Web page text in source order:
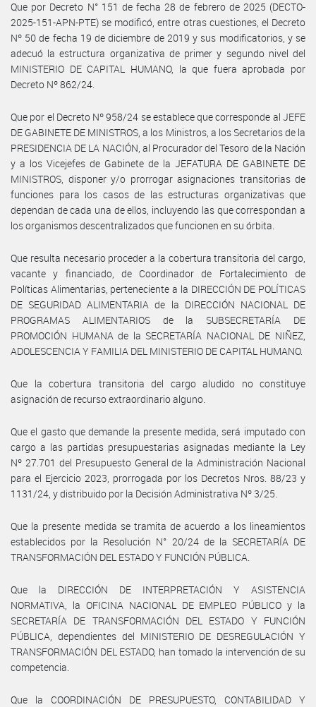
Que por Decreto N° 151 de fecha 28 de febrero de 2025 (DECTO-
2025-151-APN-PTE) se modificó, entre otras cuestiones, el Decreto
Nº 50 de fecha 19 de diciembre de 2019 y sus modificatorios, y se
adecuó la estructura organizativa de primer y segundo nivel del
MINISTERIO DE CAPITAL HUMANO, la que fuera aprobada por
Decreto Nº 862/24.
Que por el Decreto Nº 958/24 se establece que corresponde al JEFE
DE GABINETE DE MINISTROS, a los Ministros, a los Secretarios de la
PRESIDENCIA DE LA NACIÓN, al Procurador del Tesoro de la Nación
y a los Vicejefes de Gabinete de la JEFATURA DE GABINETE DE
MINISTROS, disponer y/o prorrogar asignaciones transitorias de
funciones para los casos de las estructuras organizativas que
dependan de cada una de ellos, incluyendo las que correspondan a
los organismos descentralizados que funcionen en su órbita.
Que resulta necesario proceder a la cobertura transitoria del cargo,
vacante y financiado, de Coordinador de Fortalecimiento de
Políticas Alimentarias, perteneciente a la DIRECCIÓN DE POLÍTICAS
DE SEGURIDAD ALIMENTARIA de la DIRECCIÓN NACIONAL DE
PROGRAMAS ALIMENTARIOS de la SUBSECRETARÍA DE
PROMOCIÓN HUMANA de la SECRETARÍA NACIONAL DE NIÑEZ,
ADOLESCENCIA Y FAMILIA DEL MINISTERIO DE CAPITAL HUMANO.
Que la cobertura transitoria del cargo aludido no constituye
asignación de recurso extraordinario alguno.
Que el gasto que demande la presente medida, será imputado con
cargo a las partidas presupuestarias asignadas mediante la Ley
Nº 27.701 del Presupuesto General de la Administración Nacional
para el Ejercicio 2023, prorrogada por los Decretos Nros. 88/23 y
1131/24, y distribuido por la Decisión Administrativa Nº 3/25.
Que la presente medida se tramita de acuerdo a los lineamientos
establecidos por la Resolución N° 20/24 de la SECRETARÍA DE
TRANSFORMACIÓN DEL ESTADO Y FUNCIÓN PÚBLICA.
Que la DIRECCIÓN DE INTERPRETACIÓN Y ASISTENCIA
NORMATIVA, la OFICINA NACIONAL DE EMPLEO PÚBLICO y la
SECRETARÍA DE TRANSFORMACIÓN DEL ESTADO Y FUNCIÓN
PÚBLICA, dependientes del MINISTERIO DE DESREGULACIÓN Y
TRANSFORMACIÓN DEL ESTADO, han tomado la intervención de su
competencia.
Que la COORDINACIÓN DE PRESUPUESTO, CONTABILIDAD Y